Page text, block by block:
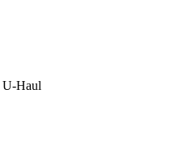
U-Haul